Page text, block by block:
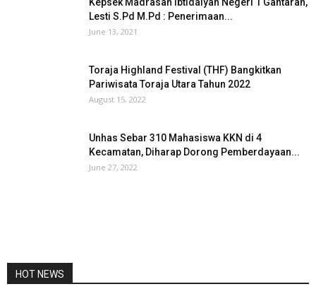
Lesti S.Pd M.Pd : Penerimaan...
June 13, 2021
Toraja Highland Festival (THF) Bangkitkan
Pariwisata Toraja Utara Tahun 2022
August 15, 2022
Unhas Sebar 310 Mahasiswa KKN di 4
Kecamatan, Diharap Dorong Pemberdayaan...
June 27, 2022
HOT NEWS